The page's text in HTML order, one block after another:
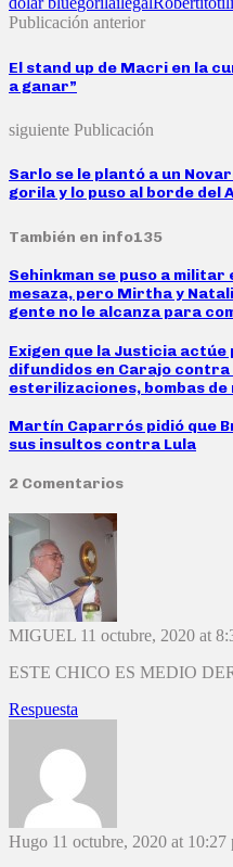
Publicación anterior
El stand up de Macri en la
a ganar”
siguiente Publicación
Sarlo se le plantó a un
gorila y lo puso al borde del
También en info135
Sehinkman se puso a
mesaza, pero Mirtha y
gente no le alcanza para
Exigen que la Justicia actúe
difundidos en Carajo
esterilizaciones, bombas de
Martín Caparrós pidió que
sus insultos contra Lula
2 Comentarios
MIGUEL 11 octubre, 2020 at
ESTE CHICO ES MEDIO
Respuesta
Hugo 11 octubre, 2020 at 10:27